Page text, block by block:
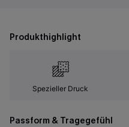
Produkthighlight
Spezieller Druck
Passform & Tragegefühl